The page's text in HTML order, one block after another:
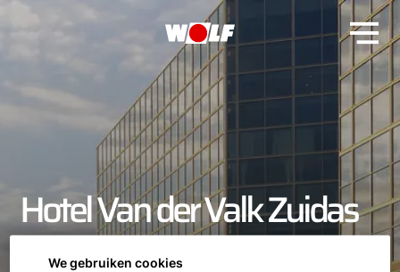
Hotel Van der Valk Zuidas
Amsterdam
We gebruiken cookies